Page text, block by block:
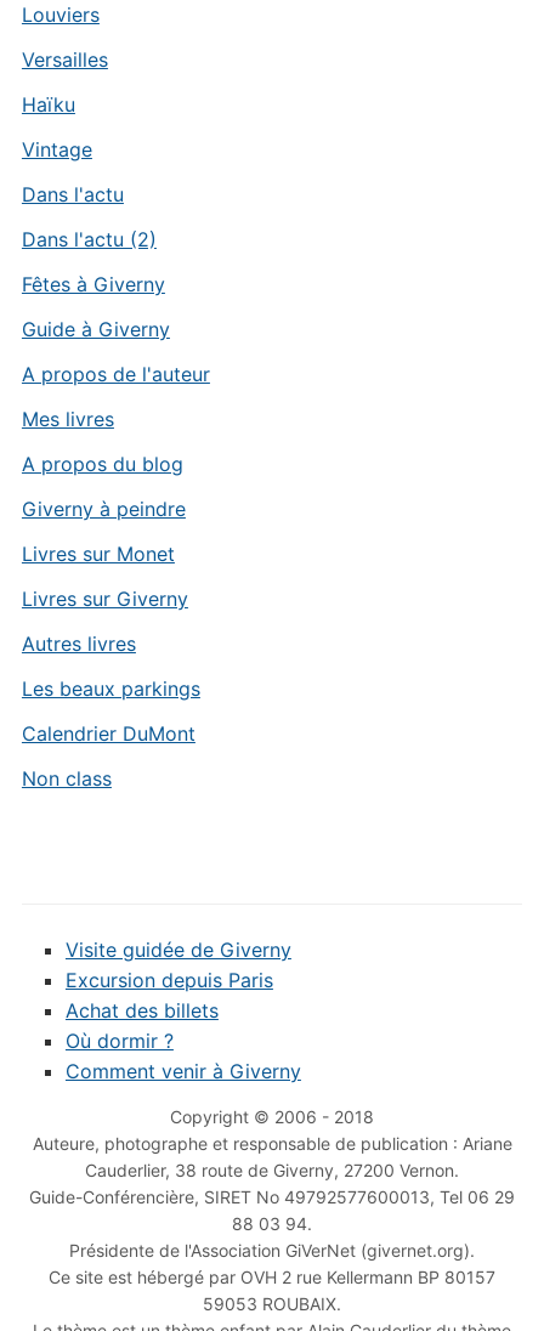
Louviers
Versailles
Haïku
Vintage
Dans l'actu
Dans l'actu (2)
Fêtes à Giverny
Guide à Giverny
A propos de l'auteur
Mes livres
A propos du blog
Giverny à peindre
Livres sur Monet
Livres sur Giverny
Autres livres
Les beaux parkings
Calendrier DuMont
Non class
Visite guidée de Giverny
Excursion depuis Paris
Achat des billets
Où dormir ?
Comment venir à Giverny
Copyright © 2006 - 2018
Auteure, photographe et responsable de publication : Ariane
Cauderlier, 38 route de Giverny, 27200 Vernon.
Guide-Conférencière, SIRET No 49792577600013, Tel 06 29
88 03 94.
Présidente de l'Association GiVerNet (givernet.org).
Ce site est hébergé par OVH 2 rue Kellermann BP 80157
59053 ROUBAIX.